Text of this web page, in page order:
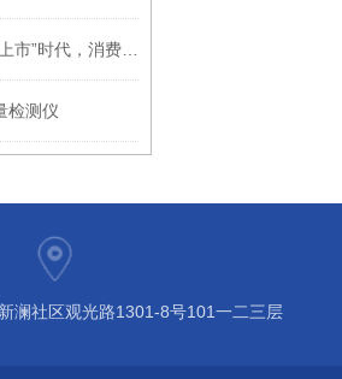
检测仪
澜社区观光路1301-8号101一二三层